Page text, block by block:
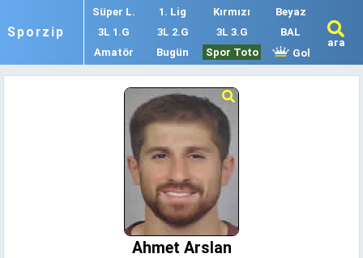
Sporzip
Süper L. 1. Lig Kırmızı
Beyaz
3L 1.G
3L 2.G 3L 3.G
BAL
Amatör
Bugün Spor Toto Gol
ara
Ahmet Arslan